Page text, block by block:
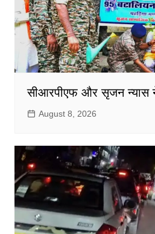
सीआरपीएफ और सृजन न्यास ने
August 8, 2026